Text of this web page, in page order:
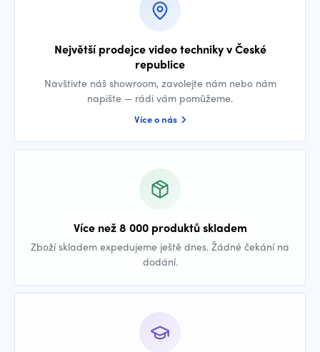
Největší prodejce video techniky v České
republice
Navštivte náš showroom, zavolejte nám nebo nám
napište — rádi vám pomůžeme.
Více o nás
Více než 8 000 produktů skladem
Zboží skladem expedujeme ještě dnes. Žádné čekání na
dodání.